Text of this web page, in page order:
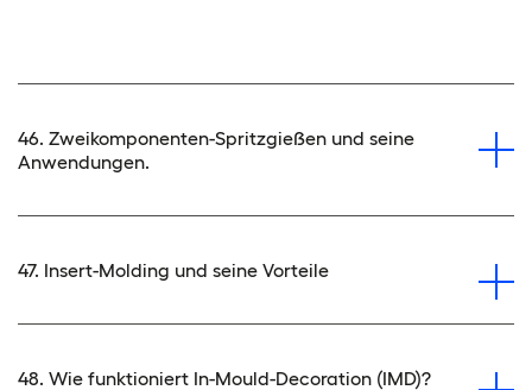
46. Zweikomponenten-Spritzgießen und seine
Anwendungen.
47. Insert-Molding und seine Vorteile
48. Wie funktioniert In-Mould-Decoration (IMD)?